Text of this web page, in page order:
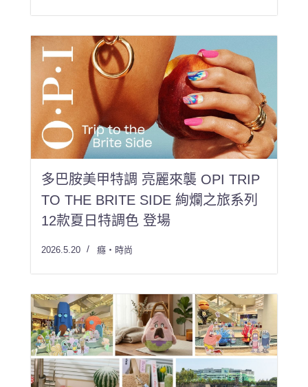
多巴胺美甲特調 亮麗來襲 OPI TRIP
TO THE BRITE SIDE 絢爛之旅系列
12款夏日特調色 登場
2026.5.20 癮・時尚